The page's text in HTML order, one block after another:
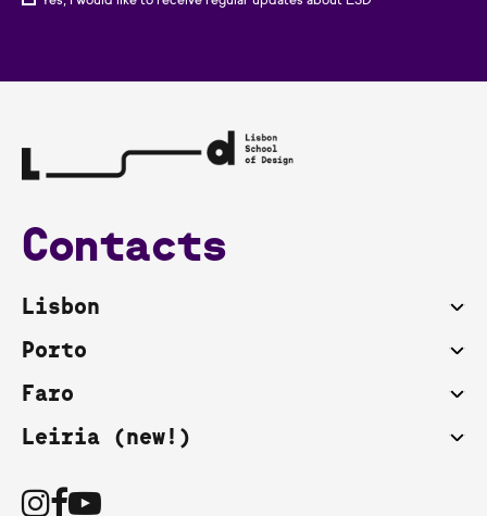
Contacts
Lisbon
Porto
Faro
Leiria (new!)